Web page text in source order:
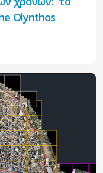
Olynthos